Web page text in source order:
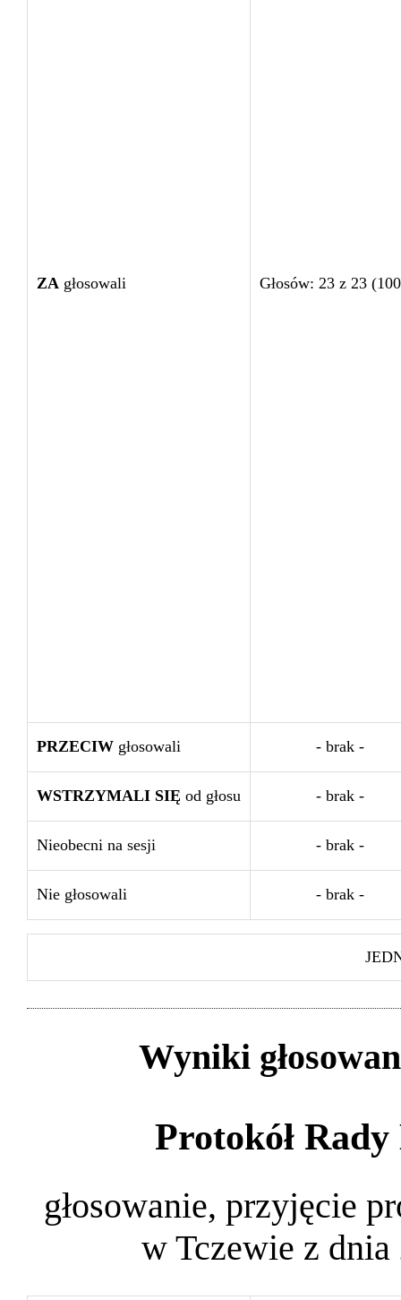
ZA głosowali Głosów: 23 z 23
PRZECIW głosowali - brak -
WSTRZYMALI SIĘ od głosu - brak -
Nieobecni na sesji - brak -
Nie głosowali - brak -
Wyniki
Protokół
głosowanie, przyjęcie
w Tczewie z